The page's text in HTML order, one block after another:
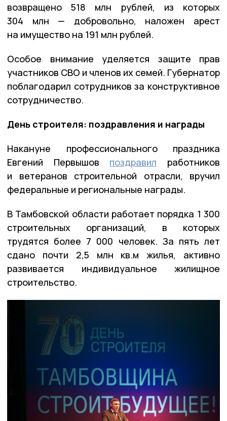
возвращено 518 млн рублей, из которых
304 млн — добровольно, наложен арест
на имущество на 191 млн рублей.
Особое внимание уделяется защите прав
участников СВО и членов их семей. Губернатор
поблагодарил сотрудников за конструктивное
сотрудничество.
День строителя: поздравления и награды
Накануне профессионального праздника
Евгений Первышов поздравил работников
и ветеранов строительной отрасли, вручил
федеральные и региональные награды.
В Тамбовской области работает порядка 1 300
строительных организаций, в которых
трудятся более 7 000 человек. За пять лет
сдано почти 2,5 млн кв.м жилья, активно
развивается индивидуальное жилищное
строительство.